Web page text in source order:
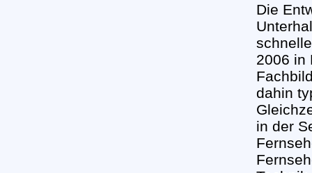
Die
2006 in
dahin
in der